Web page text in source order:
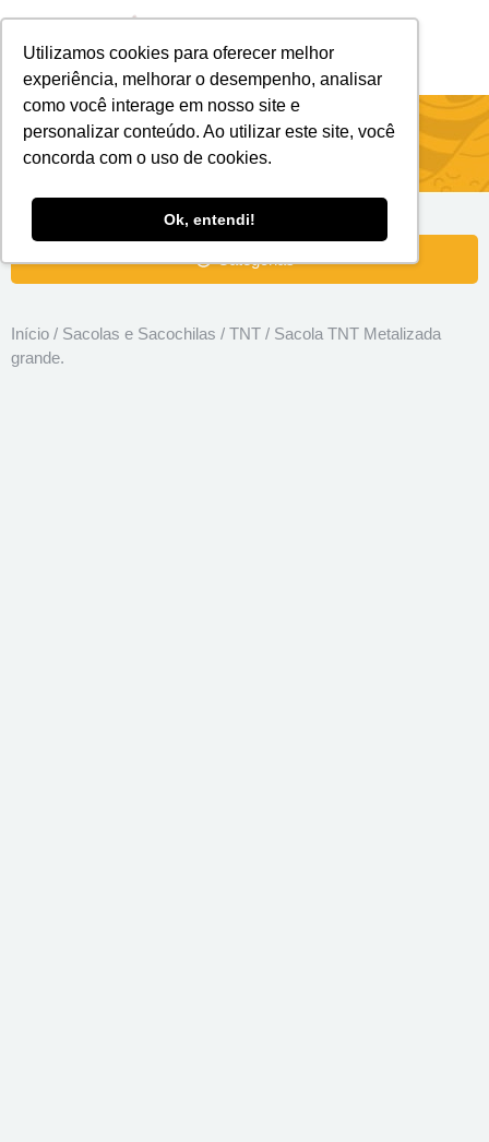
Utilizamos cookies para oferecer melhor
experiência, melhorar o desempenho, analisar
como você interage em nosso site e
personalizar conteúdo. Ao utilizar este site, você
concorda com o uso de cookies.
Ok, entendi!
Sacola TNT Metalizada grande.
Categorias
Início / Sacolas e Sacochilas / TNT / Sacola TNT Metalizada
grande.